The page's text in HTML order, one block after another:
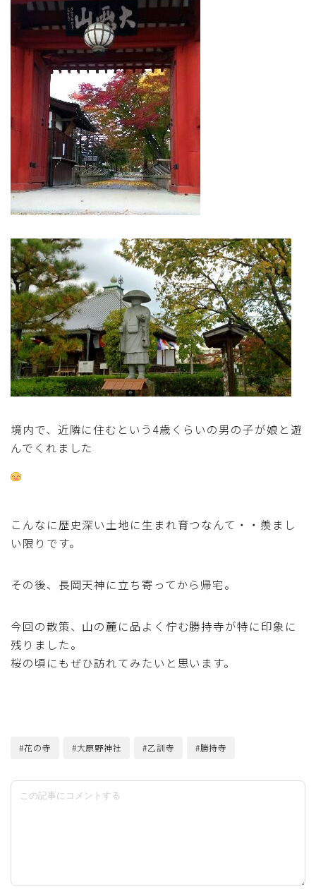
境内で、近隣に住むという4歳くらいの男の子が娘と遊
んでくれました
こんなに歴史深い土地に生まれ育つなんて・・羨まし
い限りです。
その後、長岡天神に立ち寄ってから帰宅。
今回の散策、山の麓に品よく佇む勝持寺が特に印象に
残りました。
桜の頃にもぜひ訪れてみたいと思います。
#花の寺 #大原野神社 #乙訓寺 #勝持寺